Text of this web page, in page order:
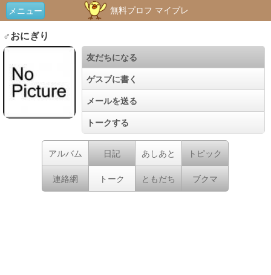
メニュー 無料プロフ マイプレ
♂おにぎり
友だちになる
ゲスブに書く
メールを送る
トークする
アルバム 日記 あしあと トピック
連絡網 トーク ともだち ブクマ